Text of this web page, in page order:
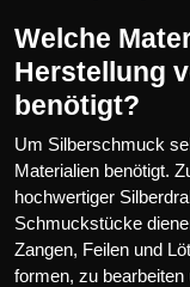
Welche
Herstellung
benötigt?
Um Silberschmuck
Materialien benötigt.
hochwertiger
Schmuckstücke
Zangen, Feilen und
formen, zu